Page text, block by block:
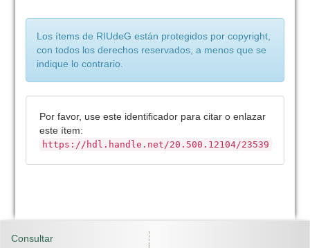
Los ítems de RIUdeG están protegidos por copyright,
con todos los derechos reservados, a menos que se
indique lo contrario.
Por favor, use este identificador para citar o enlazar
este ítem:
https://hdl.handle.net/20.500.12104/23539
Consultar